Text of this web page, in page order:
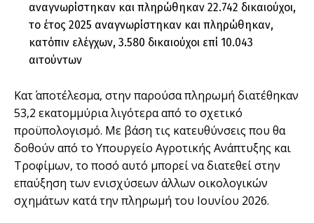
αναγνωρίστηκαν και πληρώθηκαν 22.742 δικαιούχοι,
το έτος 2025 αναγνωρίστηκαν και πληρώθηκαν,
κατόπιν ελέγχων, 3.580 δικαιούχοι επί 10.043
αιτούντων
Κατ΄ αποτέλεσμα, στην παρούσα πληρωμή διατέθηκαν
53,2 εκατομμύρια λιγότερα από το σχετικό
προϋπολογισμό. Με βάση τις κατευθύνσεις που θα
δοθούν από το Υπουργείο Αγροτικής Ανάπτυξης και
Τροφίμων, το ποσό αυτό μπορεί να διατεθεί στην
επαύξηση των ενισχύσεων άλλων οικολογικών
σχημάτων κατά την πληρωμή του Ιουνίου 2026.